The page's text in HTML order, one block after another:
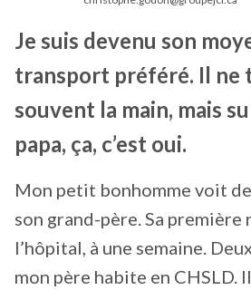
Je suis devenu son
transport préféré. Il ne
souvent la main, mais
papa, ça, c’est oui.
Mon petit bonhomme voit
son grand-père. Sa
l’hôpital, à une semaine.
mon père habite en CHSLD.